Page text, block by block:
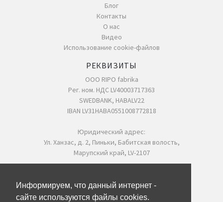
Информируем, что данный интернет -
сайте используются файлы cookies.
Блог
Контакты
О нас
Видео
Использование cookie-файлов
РЕКВИЗИТЫ
ООО RIPO fabrika
Рег. ном. НДС LV40003717363
SWEDBANK, HABALV22
IBAN LV31HABA0551008772818
Юридический адрес:
Ул. Ханзас, д. 2, Пиньки, Бабитская волость,
Марупский край, LV-2107
Ул. Ханзас, д. 2, Пиньки,
Бабитская волость, LV-2107